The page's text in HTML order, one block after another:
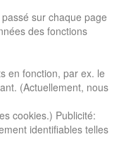
sur chaque page
des fonctions
en fonction, par ex. le
(Actuellement, nous
cookies.) Publicité:
identifiables telles